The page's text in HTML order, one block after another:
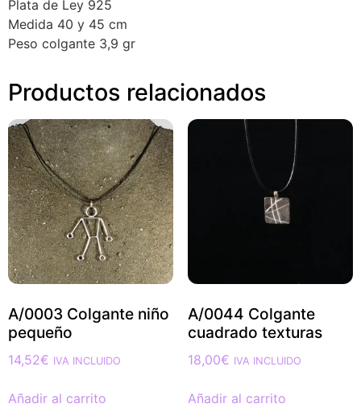
Plata de Ley 925
Medida 40 y 45 cm
Peso colgante 3,9 gr
Productos relacionados
A/0003 Colgante niño
pequeño
14,52€ IVA INCLUIDO
Añadir al carrito
A/0044 Colgante
cuadrado texturas
18,00€ IVA INCLUIDO
Añadir al carrito